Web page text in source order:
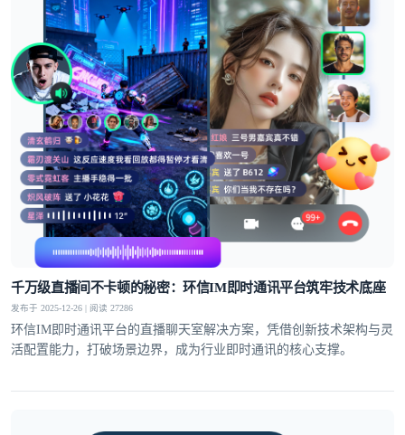
千万级直播间不卡顿的秘密：环信IM即时通讯平台筑牢技术底座
发布于 2025-12-26 | 阅读 27286
环信IM即时通讯平台的直播聊天室解决方案，凭借创新技术架构与灵
活配置能力，打破场景边界，成为行业即时通讯的核心支撑。